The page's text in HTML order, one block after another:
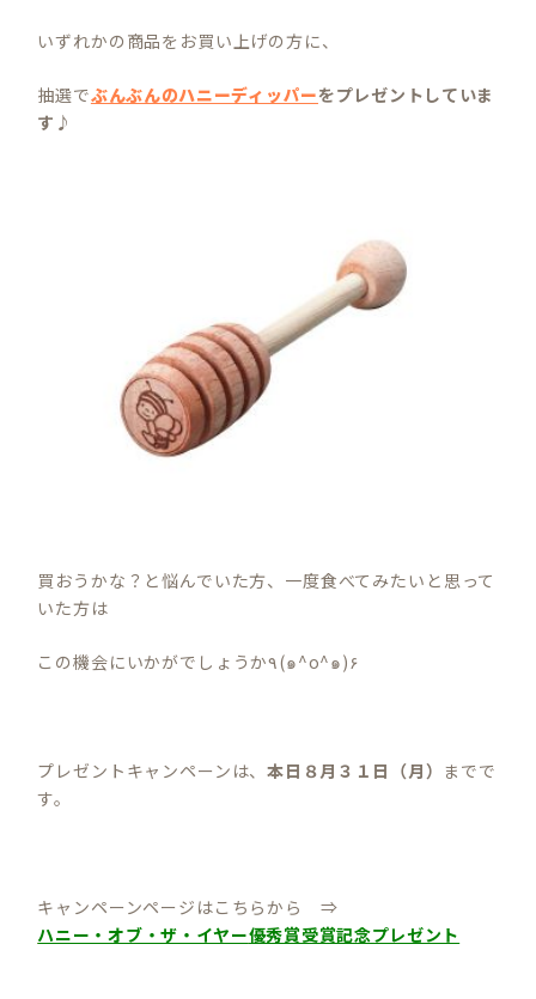
いずれかの商品をお買い上げの方に、
抽選でぶんぶんのハニーディッパーをプレゼントしていま
す♪
買おうかな？と悩んでいた方、一度食べてみたいと思って
いた方は
この機会にいかがでしょうか٩(๑^o^๑)۶
プレゼントキャンペーンは、本日８月３１日（月） までで
す。
キャンペーンページはこちらから ⇒
ハニー・オブ・ザ・イヤー優秀賞受賞記念プレゼント